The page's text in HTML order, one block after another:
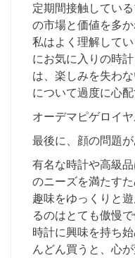
定期間接触してい
の市場と価値を多
私はよく理解して
にお気に入りの時
は、楽しみを失わ
について過度に心
オーデマピゲロイ
最後に、顔の問題が
有名な時計や高級
のニーズを満たす
趣味をゆっくりと
るのはとても傲慢
時計に興味を持ち
んどん買うと、心